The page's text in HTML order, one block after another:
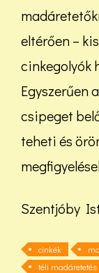
eltérően –
cinkegolyók
Egyszerűen
csipeget
teheti és
Szentjóby
cinkék
téli madáretetés